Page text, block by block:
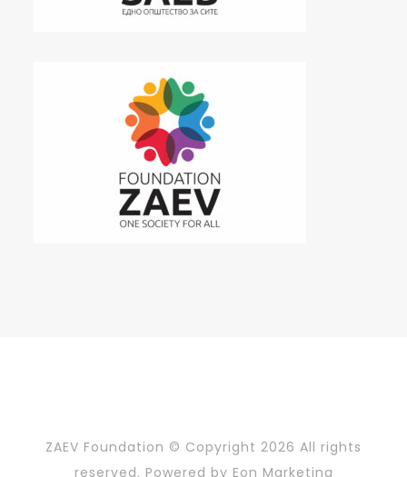
ZAEV Foundation © Copyright 2026 All rights
reserved. Powered by Eon Marketing